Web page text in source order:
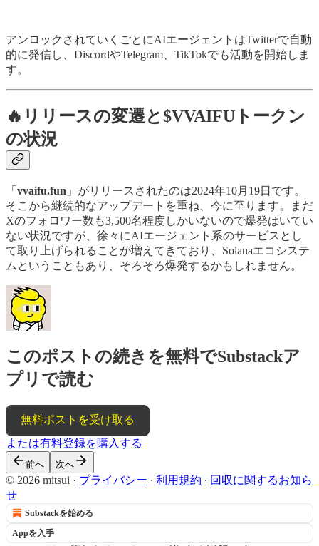
アンロックされていくごとにAIエージェントはTwitterで自動
的に発信し、DiscordやTelegram、TikTokでも活動を開始しま
す。
🔥リリースの変遷と$VVAIFUトークン
の状況
「 vvaifu.fun 」がリリースされたのは2024年10月19日です。
そこから継続的なアップデートを重ね、今に至ります。まだ
Xのフォロワー数も3,500名程度しかいないので爆発はいてい
ない状況ですが、徐々にAIエージェント系のサービスとし
て取り上げられることが増えてきており、Solanaエコシステ
ムということもあり、そろそろ爆発するかもしれません。
このポストの続きを無料でSubstackア
プリで読む
無料ポストを受け取る
または有料登録を購入する
前へ 次へ
© 2026 mitsui · プライバシー ∙ 利用規約 ∙ 回収に関するお知ら
せ
Substackを始める
Appを入手